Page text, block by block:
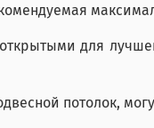
для
потолок,